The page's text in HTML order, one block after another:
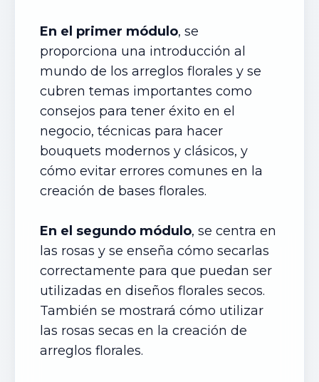
En el primer módulo, se
proporciona una introducción al
mundo de los arreglos florales y se
cubren temas importantes como
consejos para tener éxito en el
negocio, técnicas para hacer
bouquets modernos y clásicos, y
cómo evitar errores comunes en la
creación de bases florales.
En el segundo módulo, se centra en
las rosas y se enseña cómo secarlas
correctamente para que puedan ser
utilizadas en diseños florales secos.
También se mostrará cómo utilizar
las rosas secas en la creación de
arreglos florales.